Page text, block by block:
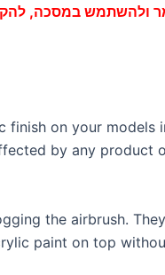
ולהשתמש במסכה,
on your
by any product
the airbrush.
paint on top